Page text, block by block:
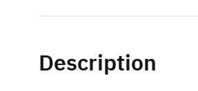
Description